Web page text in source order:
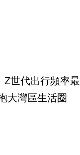
Z世代出行頻率最
大灣區生活圈